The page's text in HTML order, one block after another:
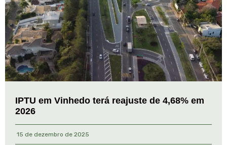
IPTU em Vinhedo terá reajuste de 4,68% em
2026
15 de dezembro de 2025